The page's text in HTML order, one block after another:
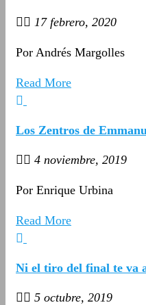
17 febrero, 2020
Por Andrés Margolles
Read More
Los Zentros de
4 noviembre, 2019
Por Enrique Urbina
Read More
Ni el tiro del final te va
5 octubre, 2019